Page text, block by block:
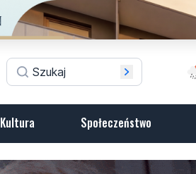
Kultura Społeczeństwo